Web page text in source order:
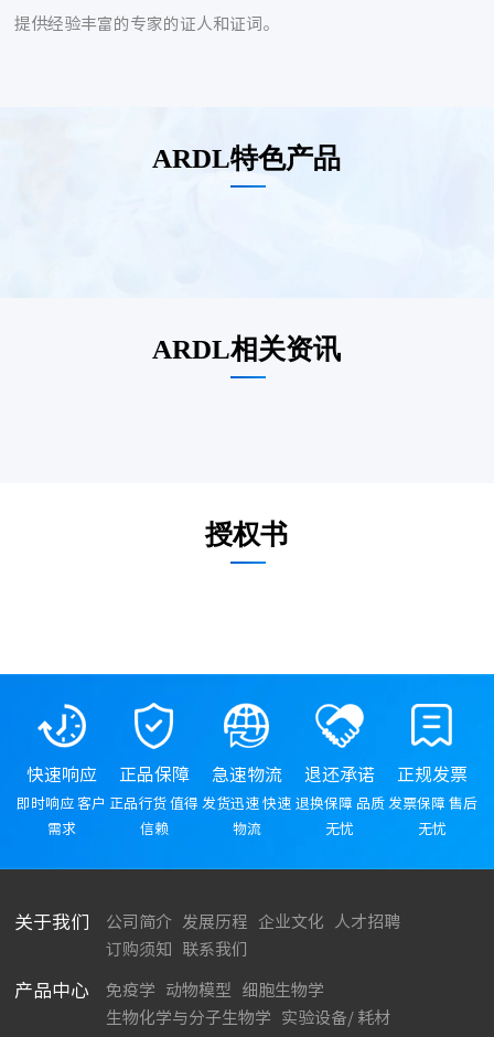
提供经验丰富的专家的证人和证词。
ARDL特色产品
ARDL相关资讯
授权书
快速响应
即时响应 客户
需求
正品保障
正品行货 值得
信赖
急速物流
发货迅速 快速
物流
退还承诺
退换保障 品质
无忧
正规发票
发票保障 售后
无忧
关于我们 公司简介 发展历程 企业文化
人才招聘
订购须知
联系我们
产品中心 免疫学 动物模型
细胞生物学
生物化学与分子生物学
实验设备/ 耗材